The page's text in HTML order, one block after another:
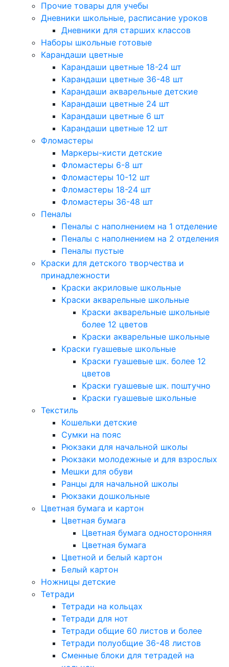
Прочие товары для учебы
Дневники школьные, расписание уроков
Дневники для старших классов
Наборы школьные готовые
Карандаши цветные
Карандаши цветные 18-24 шт
Карандаши цветные 36-48 шт
Карандаши акварельные детские
Карандаши цветные 24 шт
Карандаши цветные 6 шт
Карандаши цветные 12 шт
Фломастеры
Маркеры-кисти детские
Фломастеры 6-8 шт
Фломастеры 10-12 шт
Фломастеры 18-24 шт
Фломастеры 36-48 шт
Пеналы
Пеналы с наполнением на 1 отделение
Пеналы с наполнением на 2 отделения
Пеналы пустые
Краски для детского творчества и
принадлежности
Краски акриловые школьные
Краски акварельные школьные
Краски акварельные школьные
более 12 цветов
Краски акварельные школьные
Краски гуашевые школьные
Краски гуашевые шк. более 12
цветов
Краски гуашевые шк. поштучно
Краски гуашевые школьные
Текстиль
Кошельки детские
Сумки на пояс
Рюкзаки для начальной школы
Рюкзаки молодежные и для взрослых
Мешки для обуви
Ранцы для начальной школы
Рюкзаки дошкольные
Цветная бумага и картон
Цветная бумага
Цветная бумага односторонняя
Цветная бумага
Цветной и белый картон
Белый картон
Ножницы детские
Тетради
Тетради на кольцах
Тетради для нот
Тетради общие 60 листов и более
Тетради полуобщие 36-48 листов
Сменные блоки для тетрадей на